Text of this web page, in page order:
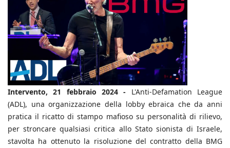
Intervento, 21 febbraio 2024 - L'Anti-Defamation League
(ADL), una organizzazione della lobby ebraica che da anni
pratica il ricatto di stampo mafioso su personalità di rilievo,
per stroncare qualsiasi critica allo Stato sionista di Israele,
stavolta ha ottenuto la risoluzione del contratto della BMG